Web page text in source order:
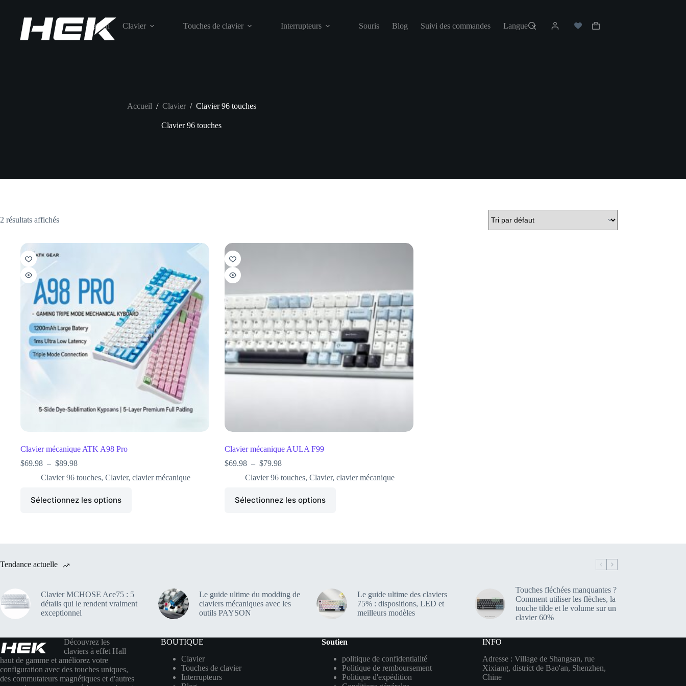
Maison Clavier Touches de clavier Interrupteurs Souris Blog Suivi des commandes Langue
Accueil / Clavier / Clavier 96 touches
Clavier 96 touches
2 résultats affichés
Clavier mécanique ATK A98 Pro
$69.98 – $89.98
Clavier 96 touches, Clavier, clavier mécanique
Sélectionnez les options
Clavier mécanique AULA F99
$69.98 – $79.98
Clavier 96 touches, Clavier, clavier mécanique
Sélectionnez les options
Tendance actuelle
Clavier MCHOSE Ace75 : 5
détails qui le rendent vraiment
exceptionnel
Le guide ultime du modding de
claviers mécaniques avec les
outils PAYSON
Le guide ultime des claviers
75% : dispositions, LED et
meilleurs modèles
Touches fléchées manquantes ?
Comment utiliser les flèches, la
touche tilde et le volume sur un
clavier 60%
Découvrez les
claviers à effet Hall
haut de gamme et améliorez votre
configuration avec des touches uniques,
des commutateurs magnétiques et d'autres
BOUTIQUE
Clavier
Touches de clavier
Interrupteurs
Soutien
politique de confidentialité
Politique de remboursement
Politique d'expédition
INFO
Adresse : Village de Shangsan, rue
Xixiang, district de Bao'an, Shenzhen,
Chine